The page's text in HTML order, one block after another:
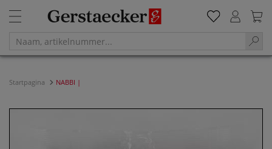
Startpagina NABBI |